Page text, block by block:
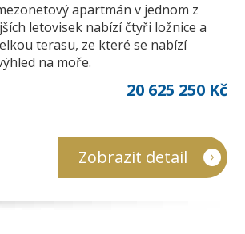
apartmán v jednom z
letovisek nabízí čtyři ložnice a
terasu, ze které se nabízí
na moře.
20 625 250 Kč
Zobrazit detail